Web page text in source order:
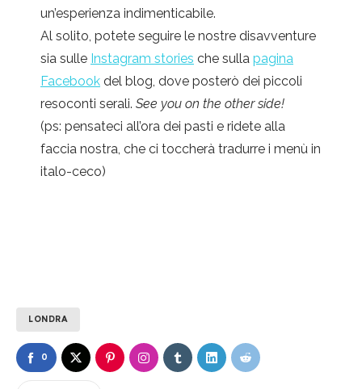
un’esperienza indimenticabile.
Al solito, potete seguire le nostre disavventure
sia sulle Instagram stories che sulla pagina
Facebook del blog, dove posterò dei piccoli
resoconti serali. See you on the other side!
(ps: pensateci all’ora dei pasti e ridete alla
faccia nostra, che ci toccherà tradurre i menù in
italo-ceco)
LONDRA
0